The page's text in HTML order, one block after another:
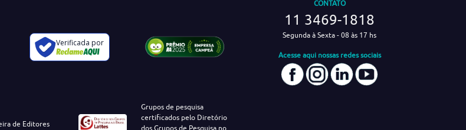
Verificada por
CONTATO
11 3469-1818
Segunda à Sexta - 08 às 17 hs
Acesse aqui nossas redes sociais
de Editores
Grupos de pesquisa
certificados pelo Diretório
dos Grupos de Pesquisa no